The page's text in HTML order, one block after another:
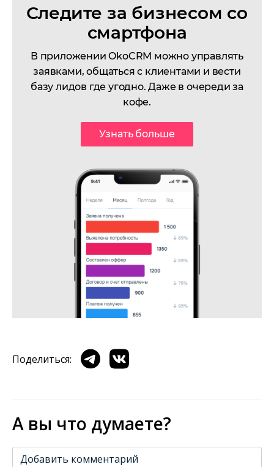
Следите за бизнесом со
смартфона
В приложении OkoCRM можно управлять
заявками, общаться с клиентами и вести
базу лидов где угодно. Даже в очереди за
кофе.
Узнать больше
Поделиться:
А вы что думаете?
Добавить комментарий